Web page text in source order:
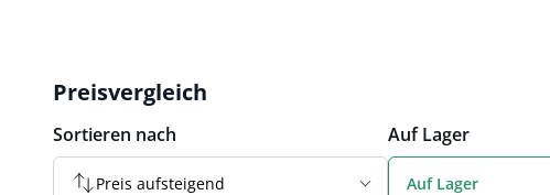
Preisvergleich
Sortieren nach
Preis aufsteigend
Auf Lager
Auf Lager